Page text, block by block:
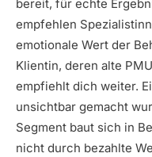
bereit, für echte
empfehlen
emotionale Wert der
Klientin, deren alte
empfiehlt dich weiter.
unsichtbar gemacht
Segment baut sich in
nicht durch bezahlte